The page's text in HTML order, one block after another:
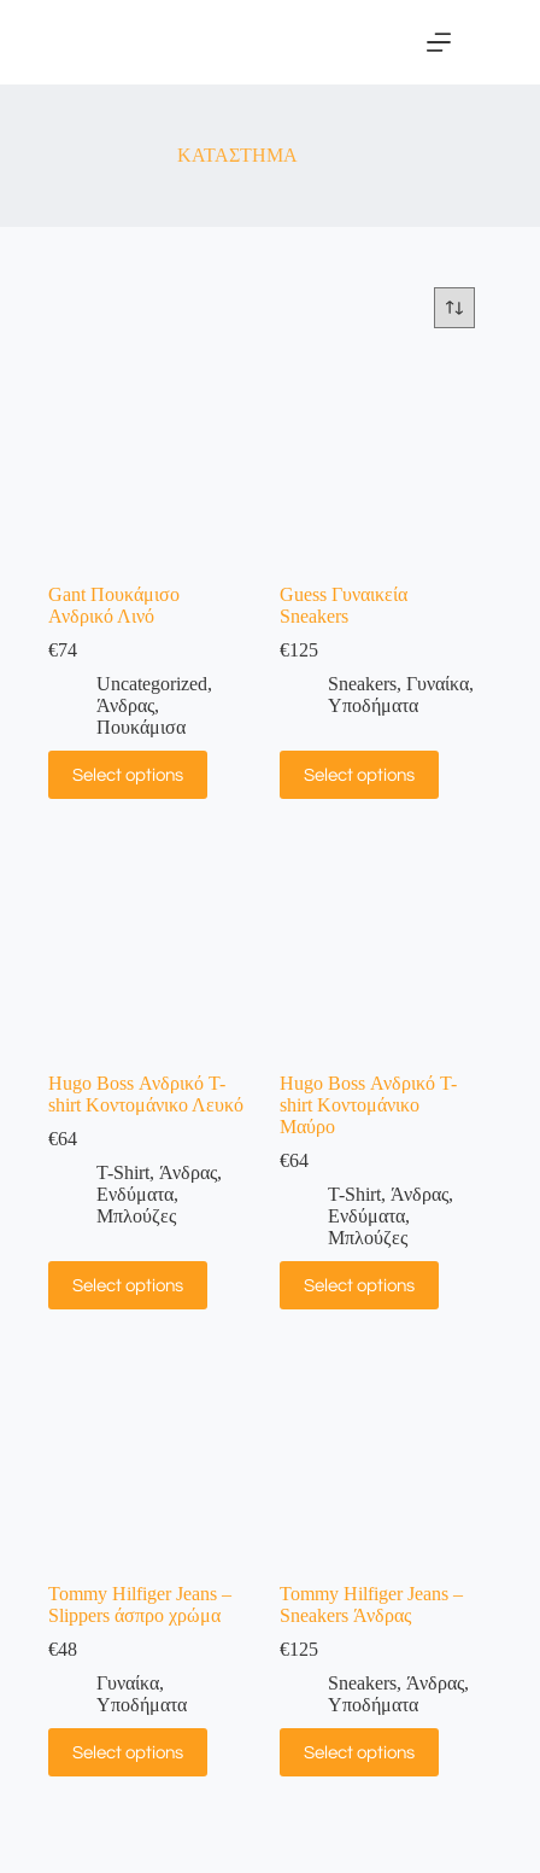
ΚΑΤΑΣΤΗΜΑ
Gant Πουκάμισο
Ανδρικό Λινό
€74
Uncategorized,
Άνδρας,
Πουκάμισα
Select options
Guess Γυναικεία
Sneakers
€125
Sneakers,Γυναίκα,
Υποδήματα
Select options
Hugo Boss Ανδρικό T-
shirt Κοντομάνικο Λευκό
€64
T-Shirt, Άνδρας,
Ενδύματα,
Μπλούζες
Select options
Hugo Boss Ανδρικό T-
shirt Κοντομάνικο
Μαύρο
€64
T-Shirt, Άνδρας,
Ενδύματα,
Μπλούζες
Select options
Tommy Hilfiger Jeans –
Slippers άσπρο χρώμα
€48
Γυναίκα,
Υποδήματα
Select options
Tommy Hilfiger Jeans –
Sneakers Άνδρας
€125
Sneakers, Άνδρας,
Υποδήματα
Select options